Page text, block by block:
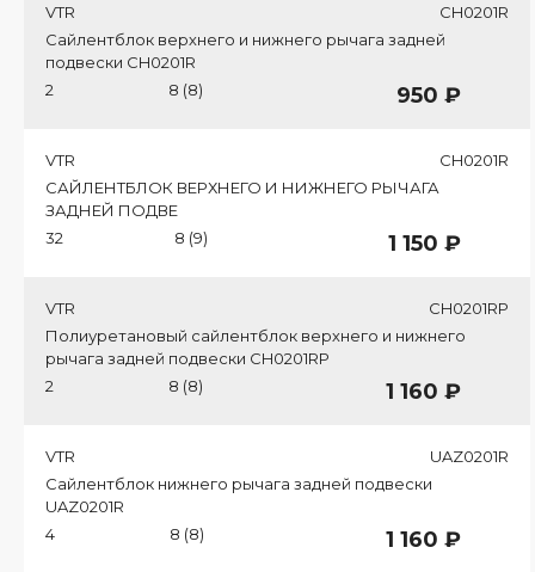
VTR
CH0201R
Сайлентблок верхнего и нижнего рычага задней
подвески CH0201R
2
8 (8) 950 ₽
VTR
CH0201R
САЙЛЕНТБЛОК ВЕРХНЕГО И НИЖНЕГО РЫЧАГА
ЗАДНЕЙ ПОДВЕ
32
8 (9) 1 150 ₽
VTR
CH0201RP
Полиуретановый сайлентблок верхнего и нижнего
рычага задней подвески CH0201RP
2
8 (8) 1 160 ₽
VTR
UAZ0201R
Сайлентблок нижнего рычага задней подвески
UAZ0201R
4
8 (8) 1 160 ₽